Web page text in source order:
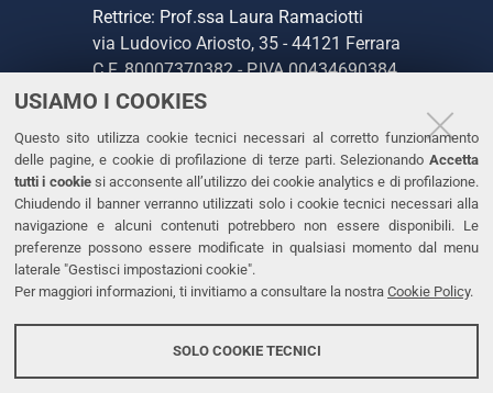
USIAMO I COOKIES
Questo sito utilizza cookie tecnici necessari al corretto funzionamento
delle pagine, e cookie di profilazione di terze parti. Selezionando Accetta
tutti i cookiesi acconsente all’utilizzo dei cookie analytics e di profilazione.
Chiudendo il banner verranno utilizzati solo i cookie tecnici necessari alla
navigazione e alcuni contenuti potrebbero non essere disponibili. Le
preferenze possono essere modificate in qualsiasi momento dal menu
laterale "Gestisci impostazioni cookie".
Per maggiori informazioni, ti invitiamo a consultare la nostra Cookie Policy.
SOLO COOKIE TECNICI
Rettrice: Prof.ssa Laura Ramaciotti
via Ludovico Ariosto, 35 - 44121 Ferrara
C.F. 80007370382 - P.IVA 00434690384
CONTATTI
Tel. +39 0532 293111
Fax. +39 0532 293031
PEC
LINKS
Accessibilità
Protezione dati personali